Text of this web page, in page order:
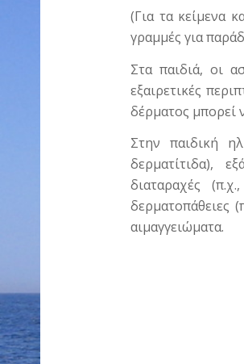
(Για τα κείμενα
γραμμές για
Στα παιδιά, οι
εξαιρετικές
δέρματος μπορεί
Στην παιδική
δερματίτιδα),
διαταραχές
δερματοπάθειες
αιμαγγειώματα.